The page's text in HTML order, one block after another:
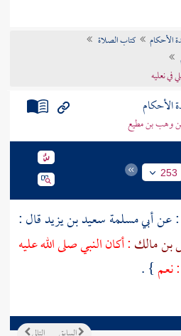
الأحكام
كتاب الصلاة
في نعليه
الأحكام
وهب بن مطيع
253
أبي مسلمة سعيد بن يزيدقال :
بن مالك: أكان النبي صلى الله عليه
نعم} .